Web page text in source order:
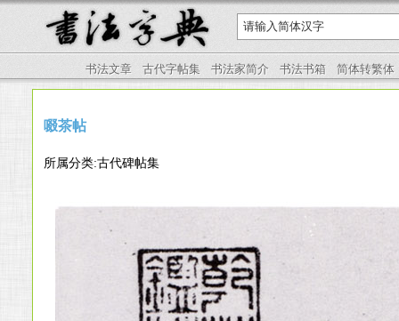
书法文章 古代字帖集 书法家简介 书法书箱 简体转繁体
啜茶帖
所属分类:古代碑帖集